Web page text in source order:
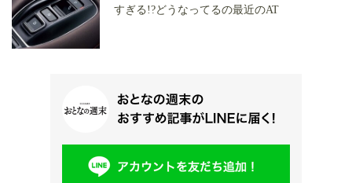
すぎる!?どうなってるの最近のAT